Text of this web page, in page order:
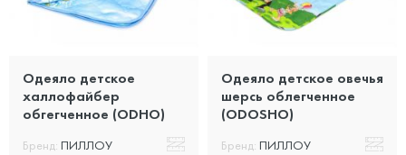
Одеяло детское
халлофайбер
обгегченное (ODHO)
Бренд: ПИЛЛОУ
Одеяло детское овечья
шерсь облегченное
(ODOSHO)
Бренд: ПИЛЛОУ